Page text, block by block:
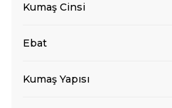
Kumaş Cinsi
Ebat
Kumaş Yapısı